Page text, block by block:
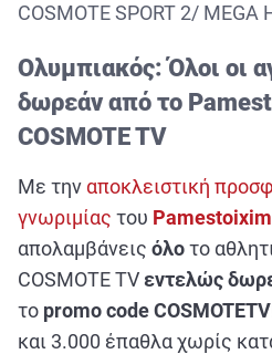
COSMOTE SPORT 2/ MEGA
Ολυμπιακός: Όλοι οι
δωρεάν από το
COSMOTE TV
Με την αποκλειστική
γνωριμίας του
απολαμβάνεις όλοτο
COSMOTE TV εντελώς
το promocodeCOSMOTETV
και 3.000 έπαθλα χωρίς